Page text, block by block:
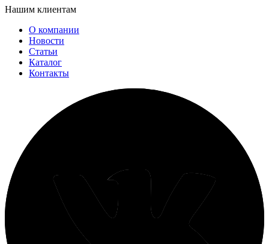
Нашим клиентам
О компании
Новости
Статьи
Каталог
Контакты